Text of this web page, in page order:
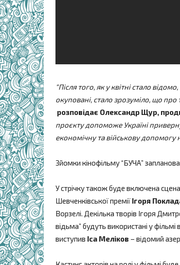
“Після того, як у квітні стало
окуповані, стало зрозуміло, що про
розповідає Олександр Щур,
проєкту допоможе Україні
економічну та військову допомогу
Зйомки кінофільму “БУЧА”
У стрічку також буде включена
Шевченківської премії Ігоря
Ворзелі. Декілька творів Ігоря
відьма” будуть використані у
виступив Іса Меліков – відомий